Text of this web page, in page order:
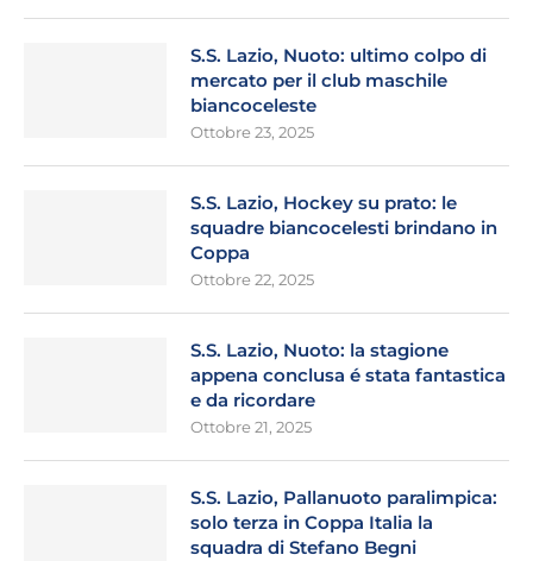
S.S. Lazio, Nuoto: ultimo colpo di
mercato per il club maschile
biancoceleste
Ottobre 23, 2025
S.S. Lazio, Hockey su prato: le
squadre biancocelesti brindano in
Coppa
Ottobre 22, 2025
S.S. Lazio, Nuoto: la stagione
appena conclusa é stata fantastica
e da ricordare
Ottobre 21, 2025
S.S. Lazio, Pallanuoto paralimpica:
solo terza in Coppa Italia la
squadra di Stefano Begni